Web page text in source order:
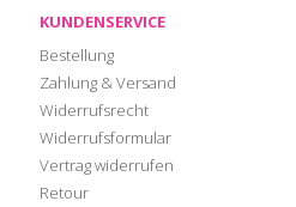
KUNDENSERVICE
Bestellung
Zahlung & Versand
Widerrufsrecht
Widerrufsformular
Vertrag widerrufen
Retour